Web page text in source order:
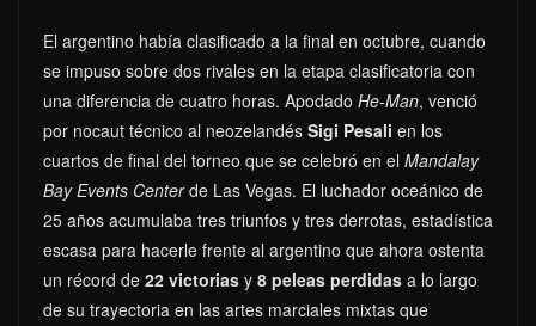
El argentino había clasificado a la final en octubre, cuando
se impuso sobre dos rivales en la etapa clasificatoria con
una diferencia de cuatro horas. Apodado He-Man, venció
por nocaut técnico al neozelandés Sigi Pesali en los
cuartos de final del torneo que se celebró en el Mandalay
Bay Events Centerde Las Vegas. El luchador oceánico de
25 años acumulaba tres triunfos y tres derrotas, estadística
escasa para hacerle frente al argentino que ahora ostenta
un récord de 22 victorias y 8 peleas perdidas a lo largo
de su trayectoria en las artes marciales mixtas que